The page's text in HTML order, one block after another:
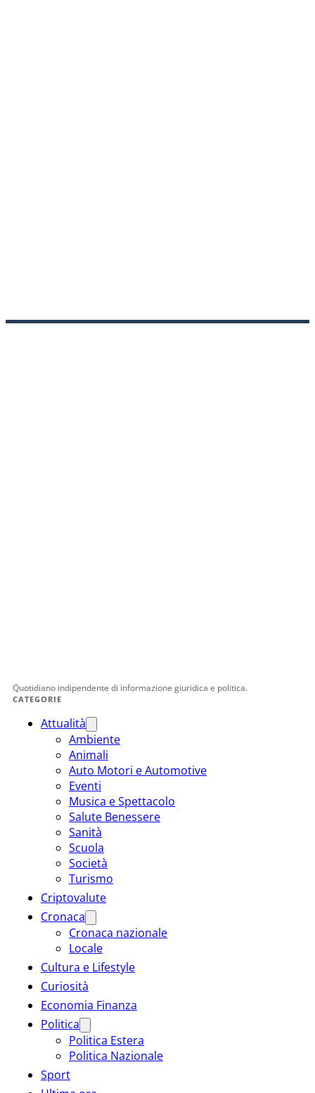
Quotidiano indipendente di informazione giuridica e politica.
CATEGORIE
Attualità
Ambiente
Animali
Auto Motori e Automotive
Eventi
Musica e Spettacolo
Salute Benessere
Sanità
Scuola
Società
Turismo
Criptovalute
Cronaca
Cronaca nazionale
Locale
Cultura e Lifestyle
Curiosità
Economia Finanza
Politica
Politica Estera
Politica Nazionale
Sport